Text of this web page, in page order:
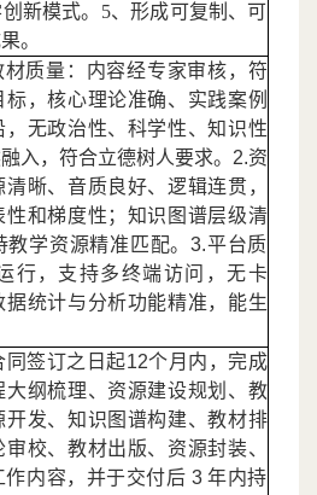
新模式。5、形成可复制、可
。
材质量：内容经专家审核，符
，核心理论准确、实践案例
，无政治性、科学性、知识性
入，符合立德树人要求。2.资
晰、音质良好、逻辑连贯，
性和梯度性；知识图谱层级清
教学资源精准匹配。3.平台质
行，支持多终端访问，无卡
统计与分析功能精准，能生
同签订之日起12个月内，完成
纲梳理、资源建设规划、教
发、知识图谱构建、教材排
校、教材出版、资源封装、
内容，并于交付后 3 年内持